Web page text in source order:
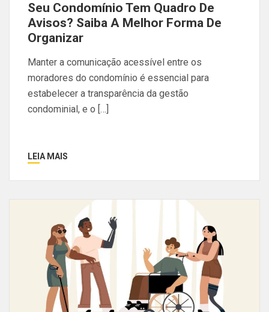
Seu Condomínio Tem Quadro De
Avisos? Saiba A Melhor Forma De
Organizar
Manter a comunicação acessível entre os
moradores do condomínio é essencial para
estabelecer a transparência da gestão
condominial, e o […]
LEIA MAIS